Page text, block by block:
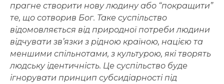
прагне створити нову людину або “покращити”
те, що сотворив Бог. Таке суспільство
відомовляється від природної потреби людини
відчувати зв’язки з рідною країною, нацією та
меншими спільнотами, з культурою, які творять
людську ідентичність. Це суспільство буде
ігнорувати принцип субсидіарності під